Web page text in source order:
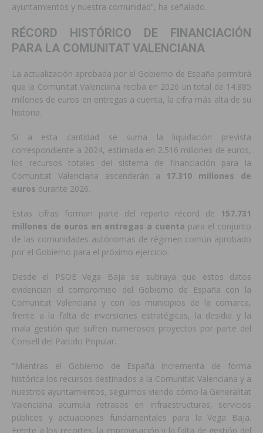
ayuntamientos y nuestra comunidad”, ha señalado.
RÉCORD HISTÓRICO DE FINANCIACIÓN
PARA LA COMUNITAT VALENCIANA
La actualización aprobada por el Gobierno de España permitirá
que la Comunitat Valenciana reciba en 2026 un total de 14.885
millones de euros en entregas a cuenta, la cifra más alta de su
historia.
Si a esta cantidad se suma la liquidación prevista
correspondiente a 2024, estimada en 2.516 millones de euros,
los recursos totales del sistema de financiación para la
Comunitat Valenciana ascenderán a 17.310 millones de
euros durante 2026.
Estas cifras forman parte del reparto récord de 157.731
millones de euros en entregas a cuenta para el conjunto
de las comunidades autónomas de régimen común aprobado
por el Gobierno para el próximo ejercicio.
Desde el PSOE Vega Baja se subraya que estos datos
evidencian el compromiso del Gobierno de España con la
Comunitat Valenciana y con los municipios de la comarca,
frente a la falta de inversiones estratégicas, la desidia y la
mala gestión que sufren numerosos proyectos por parte del
Consell del Partido Popular.
“Mientras el Gobierno de España incrementa de forma
histórica los recursos destinados a la Comunitat Valenciana y a
nuestros ayuntamientos, seguimos viendo cómo la Generalitat
Valenciana acumula retrasos en infraestructuras, servicios
públicos y actuaciones fundamentales para la Vega Baja.
Frente a los recortes, la improvisación y la falta de gestión del